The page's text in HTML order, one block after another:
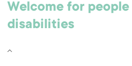
Welcome for
disabilities